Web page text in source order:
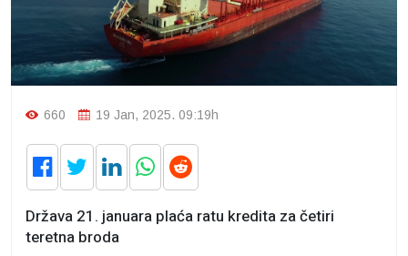
660 19 Jan, 2025. 09:19h
Država 21. januara plaća ratu kredita za četiri
teretna broda